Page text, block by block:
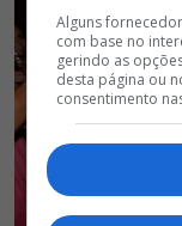
Alguns
com base no
gerindo as
desta página ou
consentimento